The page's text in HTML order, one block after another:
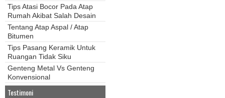
Tips Atasi Bocor Pada Atap
Rumah Akibat Salah Desain
Tentang Atap Aspal / Atap
Bitumen
Tips Pasang Keramik Untuk
Ruangan Tidak Siku
Genteng Metal Vs Genteng
Konvensional
Testimoni